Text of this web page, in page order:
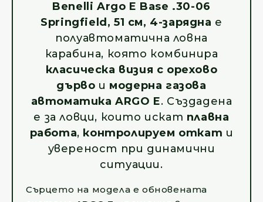
Benelli Argo E Base .30-06
Springfield, 51 см, 4-зарядна е
полуавтоматична ловна
карабина, която комбинира
класическа визия с орехово
дърво и модерна газова
автоматика ARGO E. Създадена
е за ловци, които искат плавна
работа, контролируем откат и
увереност при динамични
ситуации.
Сърцето на модела е обновената